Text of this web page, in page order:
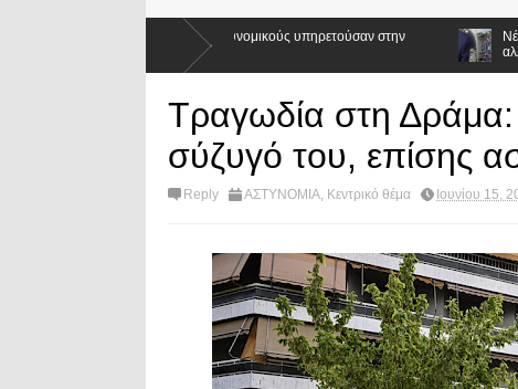
αστυνομικούς υπηρετούσαν στην
Νέα ΚΥΑ για το επίδομα διοίκησης
Τραγωδία στη Δράμα:
σύζυγό του, επίσης
Reply ΑΣΤΥΝΟΜΙΑ, Κεντρικό θέμα Ιουνίου 15,